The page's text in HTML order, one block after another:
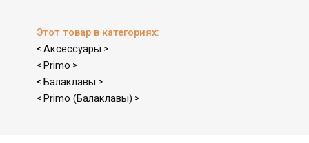
Этот товар в категориях:
< Аксессуары >
< Primo >
< Балаклавы >
< Primo (Балаклавы) >